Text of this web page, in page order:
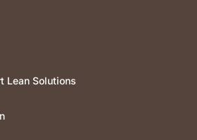
Lean Solutions